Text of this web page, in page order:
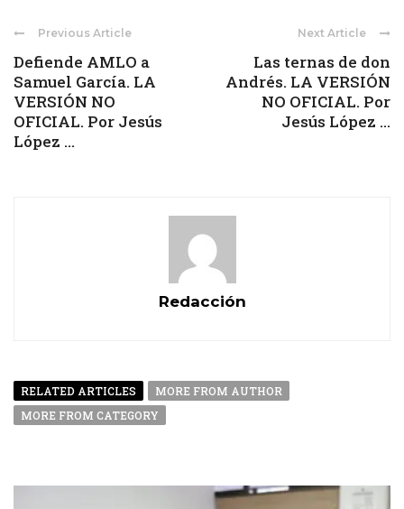
Previous Article
Defiende AMLO a
Samuel García. LA
VERSIÓN NO
OFICIAL. Por Jesús
López ...
Next Article
Las ternas de don
Andrés. LA VERSIÓN
NO OFICIAL. Por
Jesús López ...
Redacción
RELATED ARTICLES
MORE FROM AUTHOR
MORE FROM CATEGORY